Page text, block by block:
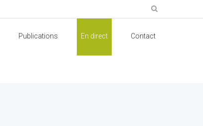
Publications En direct Contact